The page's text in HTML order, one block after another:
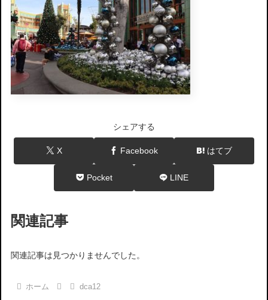
シェアする
X Facebook はてブ
Pocket LINE
関連記事
関連記事は見つかりませんでした。
ホーム dca12